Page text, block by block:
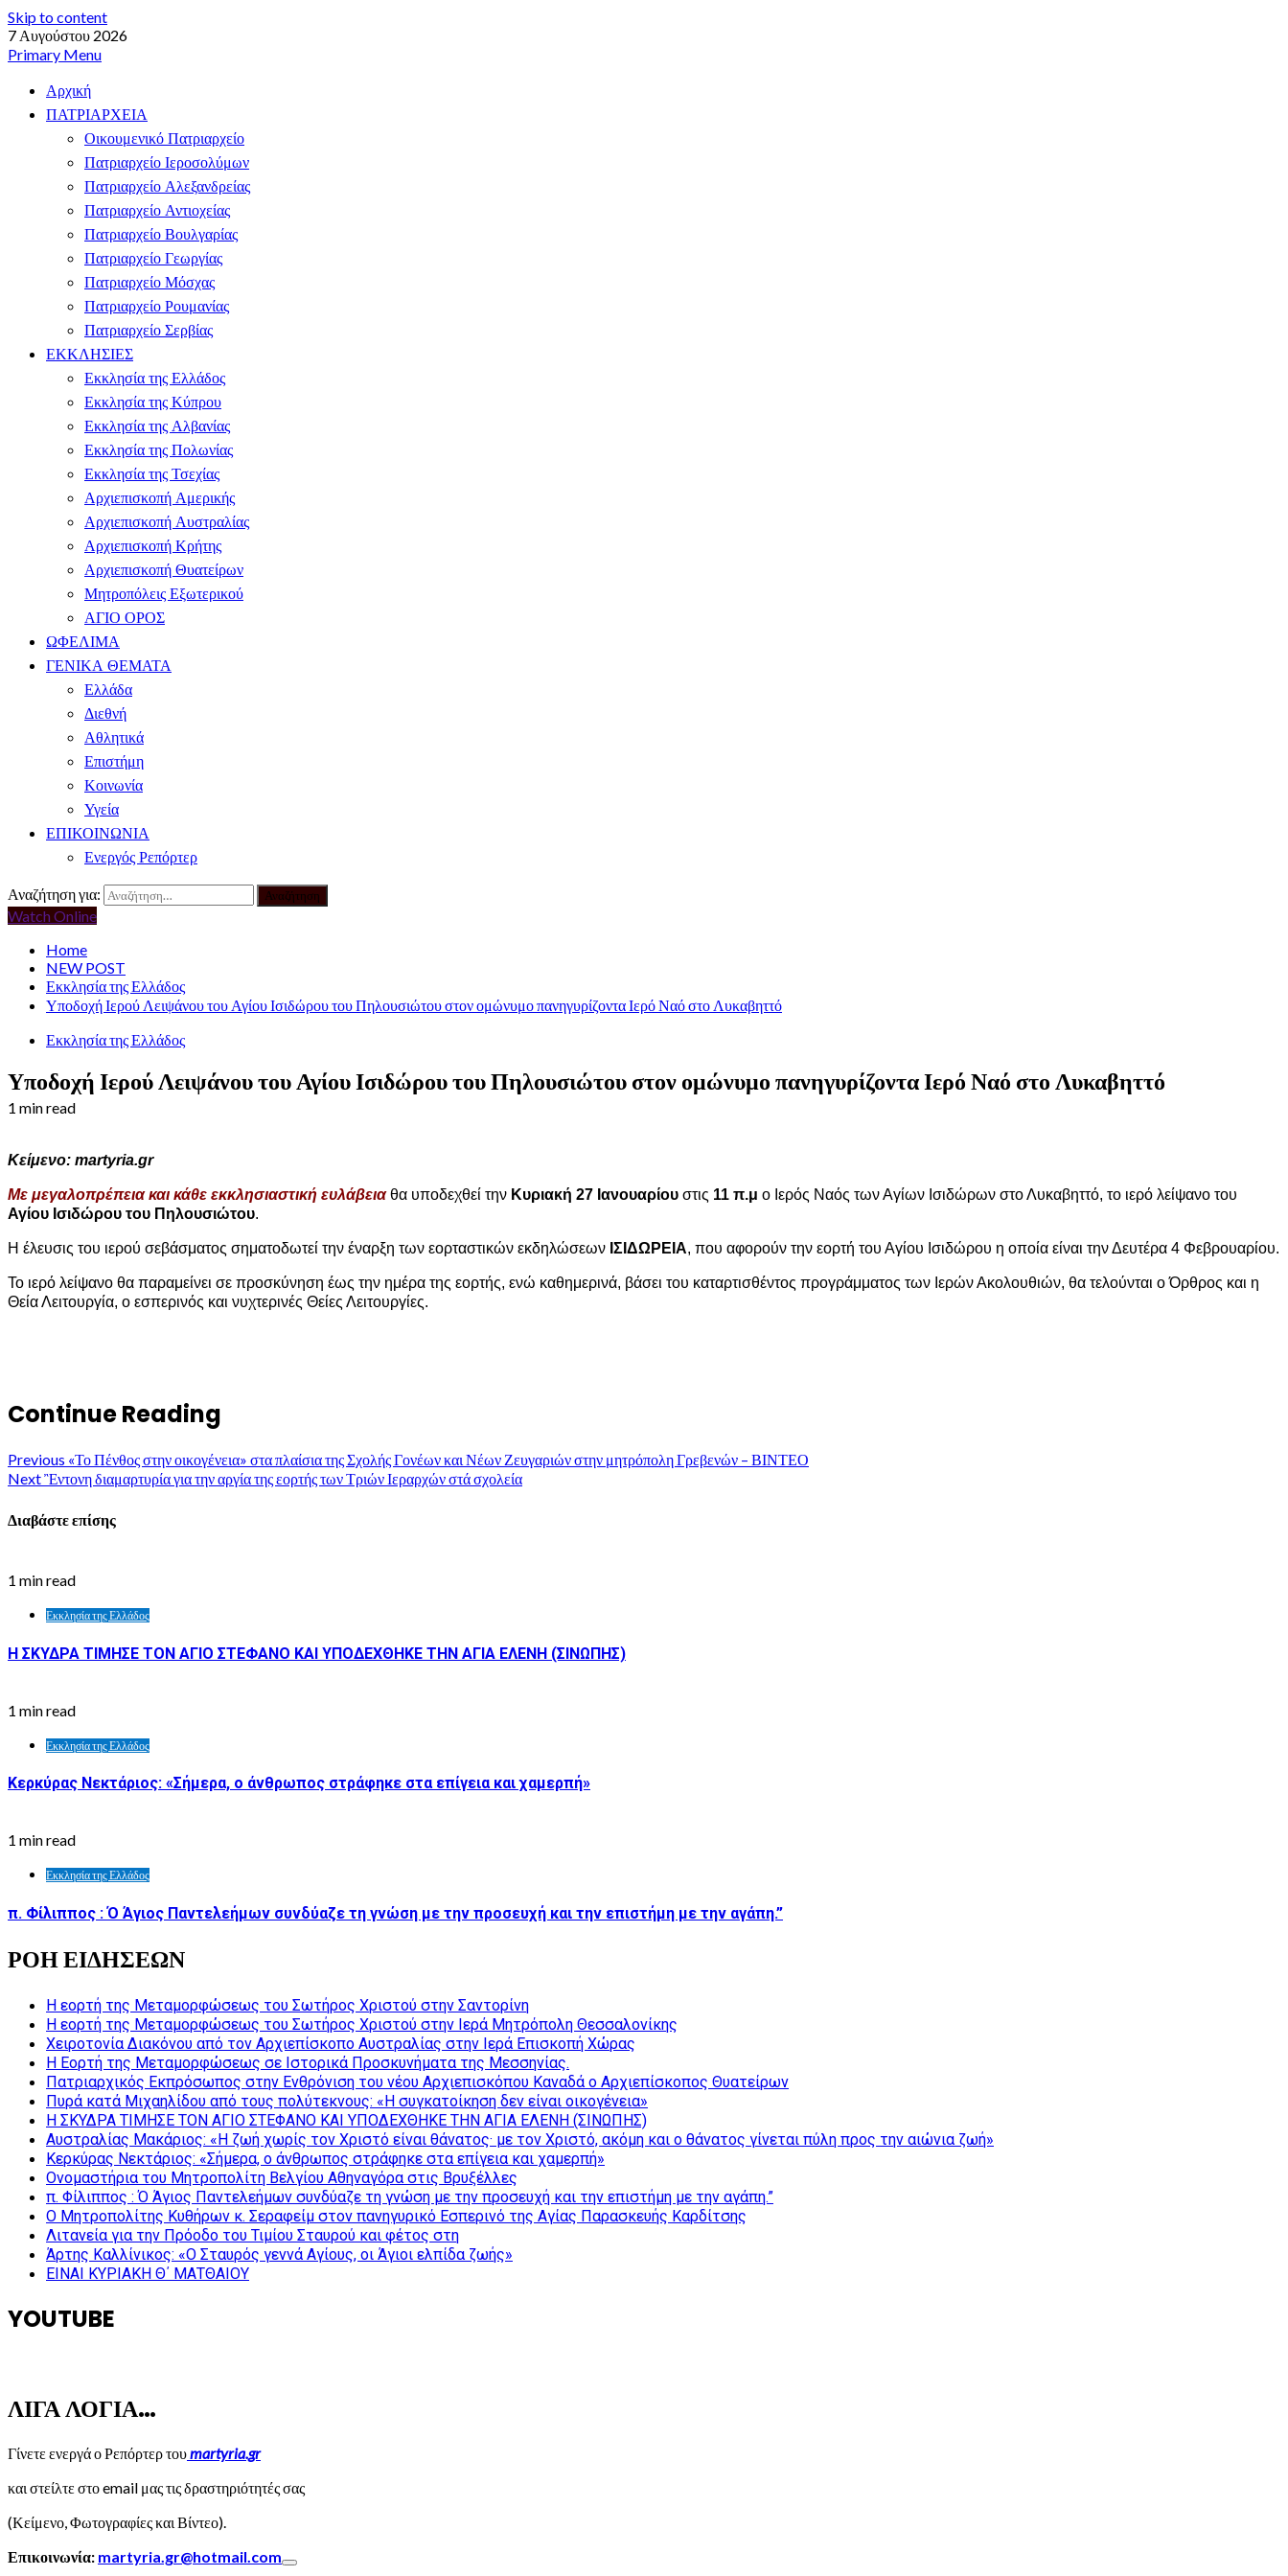
Skip to content
7 Αυγούστου 2026
Primary Menu
Αρχική
ΠΑΤΡΙΑΡΧΕΙΑ
Οικουμενικό Πατριαρχείο
Πατριαρχείο Ιεροσολύμων
Πατριαρχείο Αλεξανδρείας
Πατριαρχείο Αντιοχείας
Πατριαρχείο Βουλγαρίας
Πατριαρχείο Γεωργίας
Πατριαρχείο Μόσχας
Πατριαρχείο Ρουμανίας
Πατριαρχείο Σερβίας
ΕΚΚΛΗΣΙΕΣ
Εκκλησία της Ελλάδος
Εκκλησία της Κύπρου
Εκκλησία της Αλβανίας
Εκκλησία της Πολωνίας
Εκκλησία της Τσεχίας
Αρχιεπισκοπή Αμερικής
Αρχιεπισκοπή Αυστραλίας
Αρχιεπισκοπή Κρήτης
Αρχιεπισκοπή Θυατείρων
Μητροπόλεις Εξωτερικού
ΑΓΙΟ ΟΡΟΣ
ΩΦΕΛΙΜΑ
ΓΕΝΙΚΑ ΘΕΜΑΤΑ
Ελλάδα
Διεθνή
Αθλητικά
Επιστήμη
Κοινωνία
Υγεία
ΕΠΙΚΟΙΝΩΝΙΑ
Ενεργός Ρεπόρτερ
Αναζήτηση για:
Watch Online
Home
NEW POST
Εκκλησία της Ελλάδος
Υποδοχή Ιερού Λειψάνου του Αγίου Ισιδώρου του Πηλουσιώτου στον ομώνυμο πανηγυρίζοντα Ιερό Ναό στο Λυκαβηττό
Εκκλησία της Ελλάδος
Υποδοχή Ιερού Λειψάνου του Αγίου Ισιδώρου του Πηλουσιώτου στον ομώνυμο πανηγυρίζοντα Ιερό Ναό στο Λυκαβηττό
1 min read
Κείμενο: martyria.gr
Με μεγαλοπρέπεια και κάθε εκκλησιαστική ευλάβειαθα υποδεχθεί την Κυριακή 27 Ιανουαρίου στις 11 π.μ ο Ιερός Ναός των Αγίων Ισιδώρων στο Λυκαβηττό, το ιερό λείψανο του
Αγίου Ισιδώρου του Πηλουσιώτου.
Η έλευσις του ιερού σεβάσματος σηματοδωτεί την έναρξη των εορταστικών εκδηλώσεων ΙΣΙΔΩΡΕΙΑ, που αφορούν την εορτή του Αγίου Ισιδώρου η οποία είναι την Δευτέρα 4 Φεβρουαρίου.
Το ιερό λείψανο θα παραμείνει σε προσκύνηση έως την ημέρα της εορτής, ενώ καθημερινά, βάσει του καταρτισθέντος προγράμματος των Ιερών Ακολουθιών, θα τελούνται ο Όρθρος και η
Θεία Λειτουργία, ο εσπερινός και νυχτερινές Θείες Λειτουργίες.
Continue Reading
Previous «Το Πένθος στην οικογένεια» στα πλαίσια της Σχολής Γονέων και Νέων Ζευγαριών στην μητρόπολη Γρεβενών – ΒΙΝΤΕΟ
NextἚντονη διαμαρτυρία για την αργία της εορτής των Τριών Ιεραρχών στά σχολεία
Διαβάστε επίσης
1 min read
Εκκλησία της Ελλάδος
Η ΣΚΥΔΡΑ ΤΙΜΗΣΕ ΤΟΝ ΑΓΙΟ ΣΤΕΦΑΝΟ ΚΑΙ ΥΠΟΔΕΧΘΗΚΕ ΤΗΝ ΑΓΙΑ ΕΛΕΝΗ (ΣΙΝΩΠΗΣ)
1 min read
Εκκλησία της Ελλάδος
Κερκύρας Νεκτάριος: «Σήμερα, ο άνθρωπος στράφηκε στα επίγεια και χαμερπή»
1 min read
Εκκλησία της Ελλάδος
π. Φίλιππος : Ό Άγιος Παντελεήμων συνδύαζε τη γνώση με την προσευχή και την επιστήμη με την αγάπη.”
ΡΟΗ ΕΙΔΗΣΕΩΝ
Η εορτή της Μεταμορφώσεως του Σωτήρος Χριστού στην Σαντορίνη
Η εορτή της Μεταμορφώσεως του Σωτήρος Χριστού στην Ιερά Μητρόπολη Θεσσαλονίκης
Χειροτονία Διακόνου από τον Αρχιεπίσκοπο Αυστραλίας στην Ιερά Επισκοπή Χώρας
Η Εορτή της Μεταμορφώσεως σε Ιστορικά Προσκυνήματα της Μεσσηνίας.
Πατριαρχικός Εκπρόσωπος στην Ενθρόνιση του νέου Αρχιεπισκόπου Καναδά ο Αρχιεπίσκοπος Θυατείρων
Πυρά κατά Μιχαηλίδου από τους πολύτεκνους: «Η συγκατοίκηση δεν είναι οικογένεια»
Η ΣΚΥΔΡΑ ΤΙΜΗΣΕ ΤΟΝ ΑΓΙΟ ΣΤΕΦΑΝΟ ΚΑΙ ΥΠΟΔΕΧΘΗΚΕ ΤΗΝ ΑΓΙΑ ΕΛΕΝΗ (ΣΙΝΩΠΗΣ)
Αυστραλίας Μακάριος: «Η ζωή χωρίς τον Χριστό είναι θάνατος· με τον Χριστό, ακόμη και ο θάνατος γίνεται πύλη προς την αιώνια ζωή»
Κερκύρας Νεκτάριος: «Σήμερα, ο άνθρωπος στράφηκε στα επίγεια και χαμερπή»
Ονομαστήρια του Μητροπολίτη Βελγίου Αθηναγόρα στις Βρυξέλλες
π. Φίλιππος : Ό Άγιος Παντελεήμων συνδύαζε τη γνώση με την προσευχή και την επιστήμη με την αγάπη.”
Ο Μητροπολίτης Κυθήρων κ. Σεραφείμ στον πανηγυρικό Εσπερινό της Αγίας Παρασκευής Καρδίτσης
Λιτανεία για την Πρόοδο του Τιμίου Σταυρού και φέτος στη
Άρτης Καλλίνικος: «Ο Σταυρός γεννά Αγίους, οι Άγιοι ελπίδα ζωής»
ΕΙΝΑΙ ΚΥΡΙΑΚΗ Θ΄ ΜΑΤΘΑΙΟΥ
YOUTUBE
ΛΙΓΑ ΛΟΓΙΑ…
Γίνετε ενεργά ο Ρεπόρτερ τουmartyria.gr
και στείλτε στο email μας τις δραστηριότητές σας
(Κείμενο, Φωτογραφίες και Βίντεο).
Επικοινωνία: martyria.gr@hotmail.com